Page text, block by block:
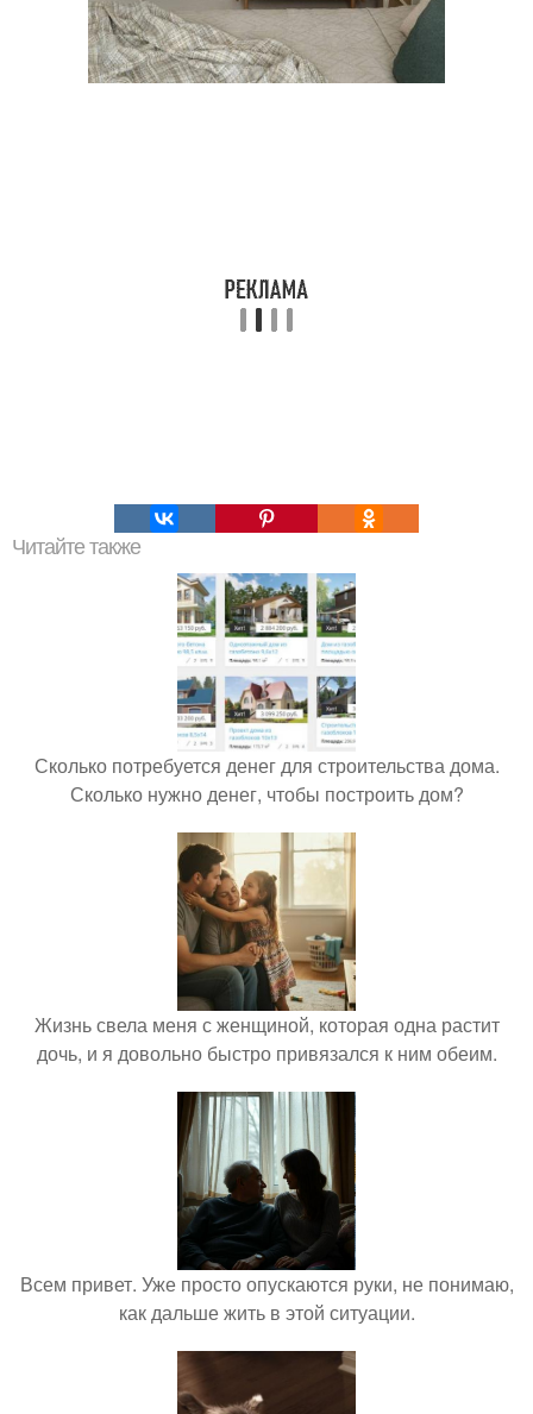
Читайте также
Сколько потребуется денег для строительства дома.
Сколько нужно денег, чтобы построить дом?
Жизнь свела меня с женщиной, которая одна растит
дочь, и я довольно быстро привязался к ним обеим.
Всем привет. Уже просто опускаются руки, не понимаю,
как дальше жить в этой ситуации.